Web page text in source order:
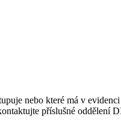
nebo které má v
příslušné oddělení